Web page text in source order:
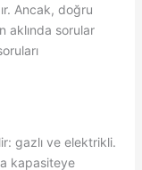
Ancak, doğru
aklında sorular
gazlı ve elektrikli.
kapasiteye